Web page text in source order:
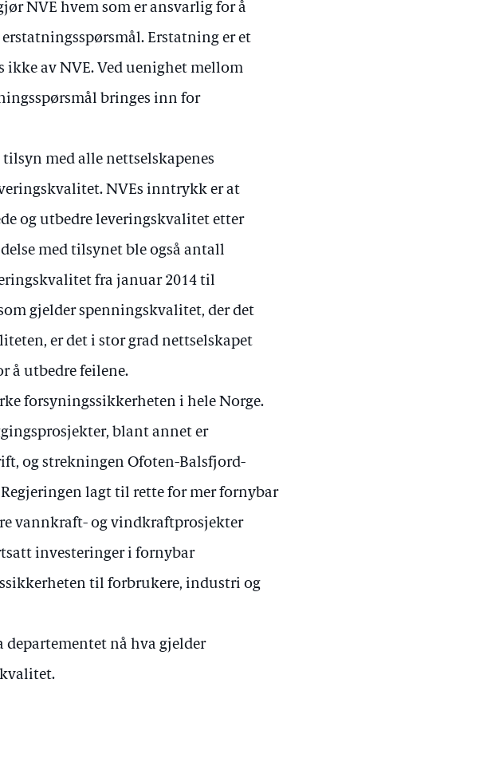
NVE hvem som er ansvarlig for å
Erstatning er et
av NVE. Ved uenighet mellom
bringes inn for
med alle nettselskapenes
NVEs inntrykk er at
og utbedre leveringskvalitet etter
med tilsynet ble også antall
fra januar 2014 til
gjelder spenningskvalitet, der det
er det i stor grad nettselskapet
å utbedre feilene.
forsyningssikkerheten i hele Norge.
blant annet er
og strekningen Ofoten-Balsfjord-
lagt til rette for mer fornybar
vannkraft- og vindkraftprosjekter
investeringer i fornybar
til forbrukere, industri og
departementet nå hva gjelder